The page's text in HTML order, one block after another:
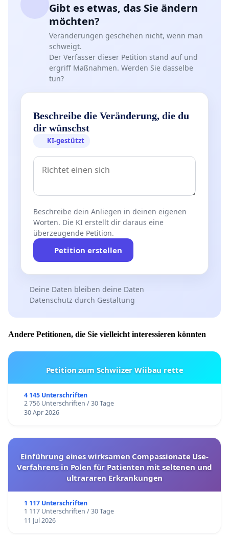
Gibt es etwas, das Sie ändern
möchten?
Veränderungen geschehen nicht, wenn man
schweigt.
Der Verfasser dieser Petition stand auf und
ergriff Maßnahmen. Werden Sie dasselbe
tun?
Beschreibe die Veränderung, die du
dir wünschst
KI-gestützt
Beschreibe dein Anliegen in deinen eigenen
Worten. Die KI erstellt dir daraus eine
überzeugende Petition.
Petition erstellen
Deine Daten bleiben deine Daten
Datenschutz durch Gestaltung
Andere Petitionen, die Sie vielleicht interessieren könnten
Petition zum Schwiizer Wiibau rette
4 145 Unterschriften
2 756 Unterschriften / 30 Tage
30 Apr 2026
Einführung eines wirksamen Compassionate Use-
Verfahrens in Polen für Patienten mit seltenen und
ultrararen Erkrankungen
1 117 Unterschriften
1 117 Unterschriften / 30 Tage
11 Jul 2026